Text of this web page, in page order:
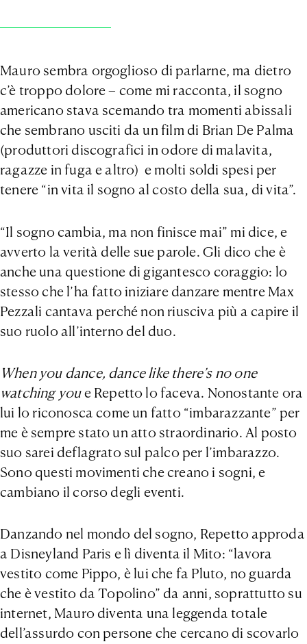
Mauro sembra orgoglioso di parlarne, ma dietro
c’è troppo dolore – come mi racconta, il sogno
americano stava scemando tra momenti abissali
che sembrano usciti da un film di Brian De Palma
(produttori discografici in odore di malavita,
ragazze in fuga e altro) e molti soldi spesi per
tenere “in vita il sogno al costo della sua, di vita”.
“Il sogno cambia, ma non finisce mai” mi dice, e
avverto la verità delle sue parole. Gli dico che è
anche una questione di gigantesco coraggio: lo
stesso che l’ha fatto iniziare danzare mentre Max
Pezzali cantava perché non riusciva più a capire il
suo ruolo all’interno del duo.
When you dance, dance like there’s no one
watching youe Repetto lo faceva. Nonostante ora
lui lo riconosca come un fatto “imbarazzante” per
me è sempre stato un atto straordinario. Al posto
suo sarei deflagrato sul palco per l’imbarazzo.
Sono questi movimenti che creano i sogni, e
cambiano il corso degli eventi.
Danzando nel mondo del sogno, Repetto approda
a Disneyland Paris e lì diventa il Mito: “lavora
vestito come Pippo, è lui che fa Pluto, no guarda
che è vestito da Topolino” da anni, soprattutto su
internet, Mauro diventa una leggenda totale
dell’assurdo con persone che cercano di scovarlo